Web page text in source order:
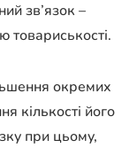
зв’язок –
товариськості.
окремих
кількості його
при цьому,